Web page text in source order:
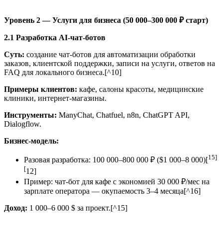
Уровень 2 — Услуги для бизнеса (50 000–300 000 ₽ старт)
2.1 Разработка AI-чат-ботов
Суть: создание чат-ботов для автоматизации обработки
заказов, клиентской поддержки, записи на услуги, ответов на
FAQ для локального бизнеса.[^10]
Примеры клиентов: кафе, салоны красоты, медицинские
клиники, интернет-магазины.
Инструменты: ManyChat, Chatfuel, n8n, ChatGPT API,
Dialogflow.
Бизнес-модель:
Разовая разработка: 100 000–800 000 ₽ ($1 000–8 000)[15]
[12]
Пример: чат-бот для кафе с экономией 30 000 ₽/мес на
зарплате оператора — окупаемость 3–4 месяца[^16]
Доход: 1 000–6 000 $ за проект.[^15]